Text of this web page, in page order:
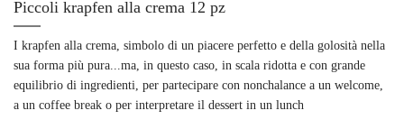
Piccoli krapfen alla crema 12 pz
I krapfen alla crema, simbolo di un piacere perfetto e della golosità nella
sua forma più pura...ma, in questo caso, in scala ridotta e con grande
equilibrio di ingredienti, per partecipare con nonchalance a un welcome,
a un coffee break o per interpretare il dessert in un lunch